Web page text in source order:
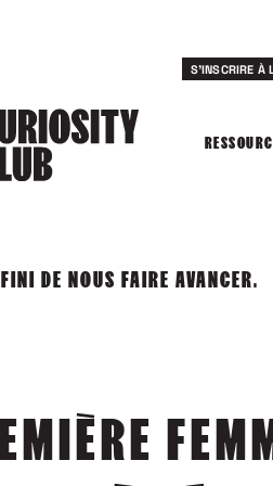
S'INSCRIRE À
DE NOUS FAIRE AVANCER.